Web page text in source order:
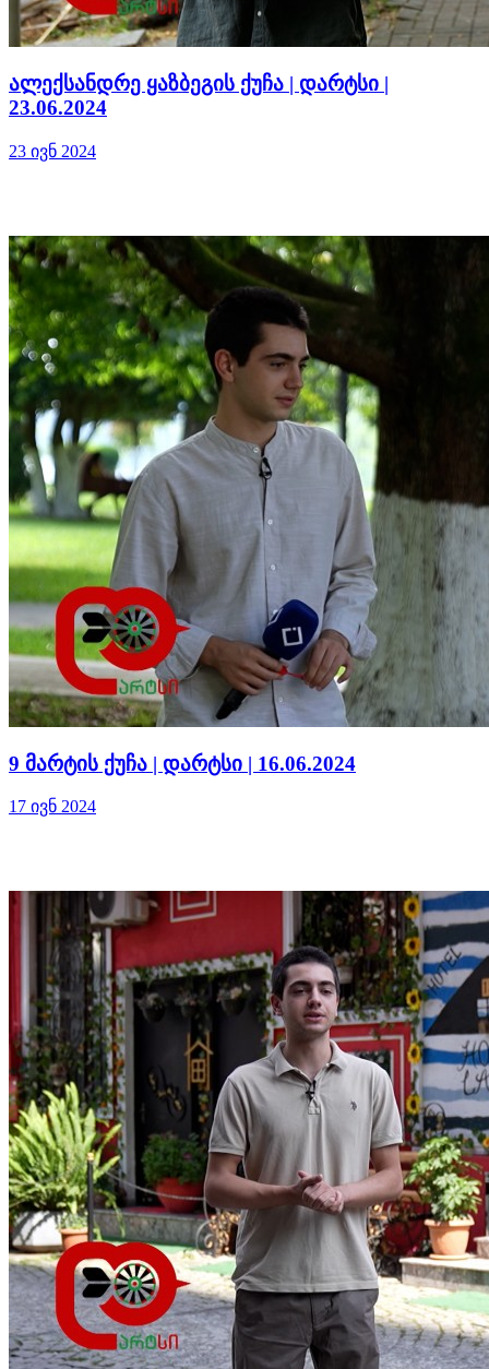
ალექსანდრე ყაზბეგის ქუჩა | დარტსი |
23.06.2024
23 ივნ 2024
9 მარტის ქუჩა | დარტსი | 16.06.2024
17 ივნ 2024